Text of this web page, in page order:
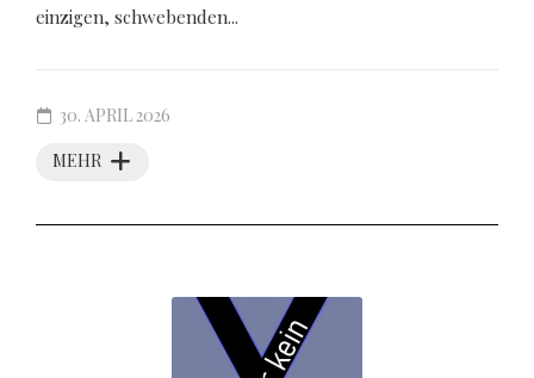
einzigen, schwebenden...
MEHR
30. APRIL 2026